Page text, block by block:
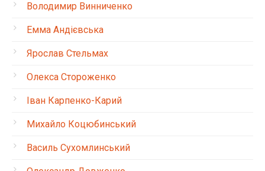
Володимир Винниченко
Емма Андієвська
Ярослав Стельмах
Олекса Стороженко
Іван Карпенко-Карий
Михайло Коцюбинський
Василь Сухомлинський